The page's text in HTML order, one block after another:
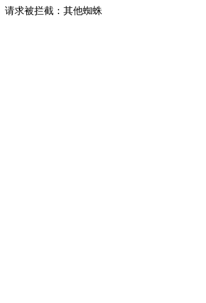
请求被拦截：其他蜘蛛